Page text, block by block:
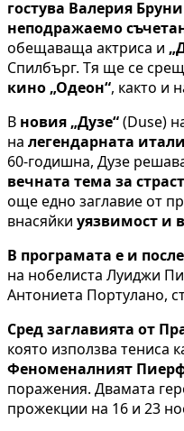
гостува Валерия
неподражаемо
обещаваща актриса и
Спилбърг. Тя ще се
кино „Одеон“, както и
В новия „Дузе“(Duse)
на легендарната
60-годишна, Дузе
вечната тема за
още едно заглавие от
внасяйки уязвимост и
В програмата е и
на нобелиста Луиджи
Антониета Портулано,
Сред заглавията от
която използва тениса
Феноменалният
поражения. Двамата
прожекции на 16 и 23